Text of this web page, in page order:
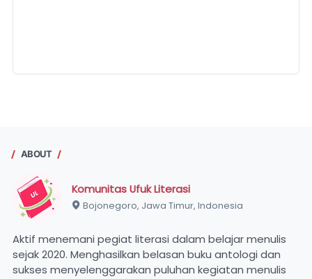
ABOUT
Komunitas Ufuk Literasi
Bojonegoro, Jawa Timur, Indonesia
Aktif menemani pegiat literasi dalam belajar menulis
sejak 2020. Menghasilkan belasan buku antologi dan
sukses menyelenggarakan puluhan kegiatan menulis